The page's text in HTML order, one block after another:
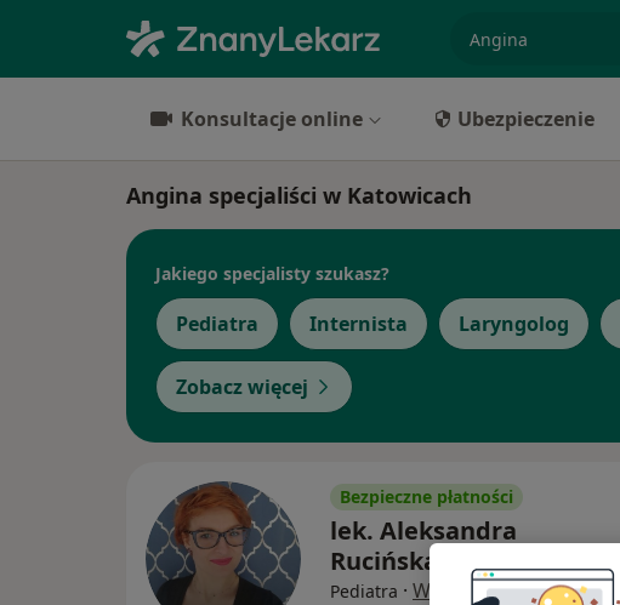
Konsultacje online Ubezpieczenie
Angina specjaliści w Katowicach
Jakiego specjalisty szukasz?
Pediatra Internista Laryngolog
Zobacz więcej
Bezpieczne płatności
lek. Aleksandra
Rucińska
Pediatra · Więcej